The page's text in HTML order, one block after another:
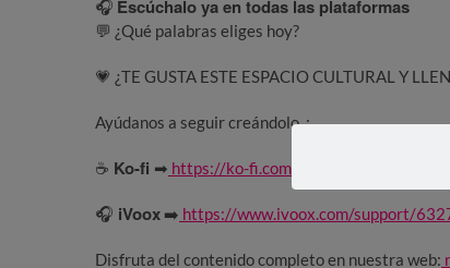
🎧 Escúchalo ya en todas las plataformas
💬 ¿Qué palabras eliges hoy?
💗 ¿TE GUSTA ESTE ESPACIO CULTURAL Y
Ayúdanos a seguir creándolo :
☕ Ko-fi ➡ https://ko-fi.com/nekoeteurythmia
🎧 iVoox ➡️ https://www.ivoox.com/support/
Disfruta del contenido completo en nuestra web: